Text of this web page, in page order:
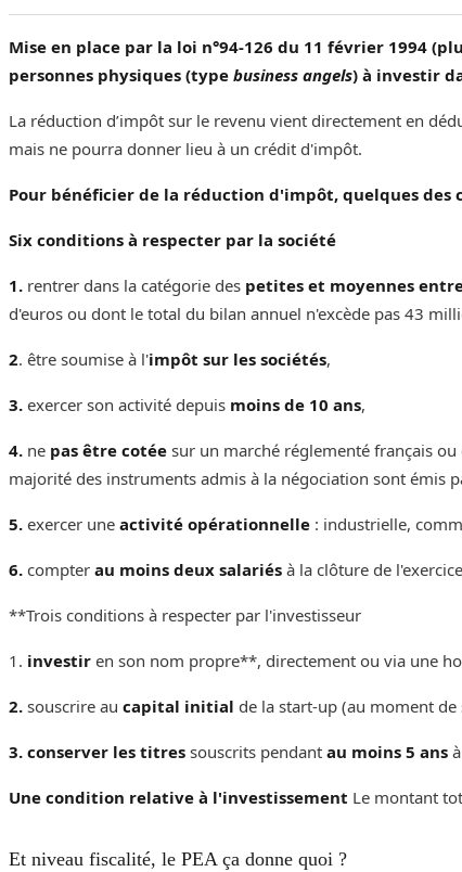
Mise en place par la loi n°94-126 du 11 février 1994
personnes physiques (type business angels) à investir
‌‌‌‌La réduction d’impôt sur le revenu vient directement en
mais ne pourra donner lieu à un crédit d'impôt.
Pour bénéficier de la réduction d'impôt, quelques
Six conditions à respecter par la société
1. rentrer dans la catégorie des petites et moyennes
d'euros ou dont le total du bilan annuel n'excède pas 43
2. être soumise à l'impôt sur les sociétés,‌‌
3. exercer son activité depuis moins de 10 ans,‌‌
4. ne pas être cotée sur un marché réglementé français
majorité des instruments admis à la négociation sont émis
5. exercer une activité opérationnelle : industrielle,
6. compter au moins deux salariés à la clôture de
**Trois conditions à respecter par l'investisseur‌‌
1. investir en son nom propre**, directement ou via une
2. souscrire au capital initial de la start-up (au moment
3. conserver les titres souscrits pendant au moins 5 ans
Une condition relative à l'investissement Le montant
Et niveau fiscalité, le PEA ça donne quoi ?